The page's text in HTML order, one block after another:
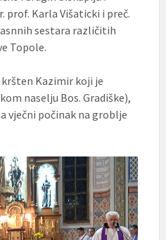
prof. Karla Višaticki i preč.
sestara različitih
Topole.
kršten Kazimir koji je
naselju Bos. Gradiške),
vječni počinak na groblje